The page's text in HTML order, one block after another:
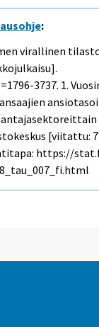
:
virallinen
3737. 1.
[viitattu:
https://